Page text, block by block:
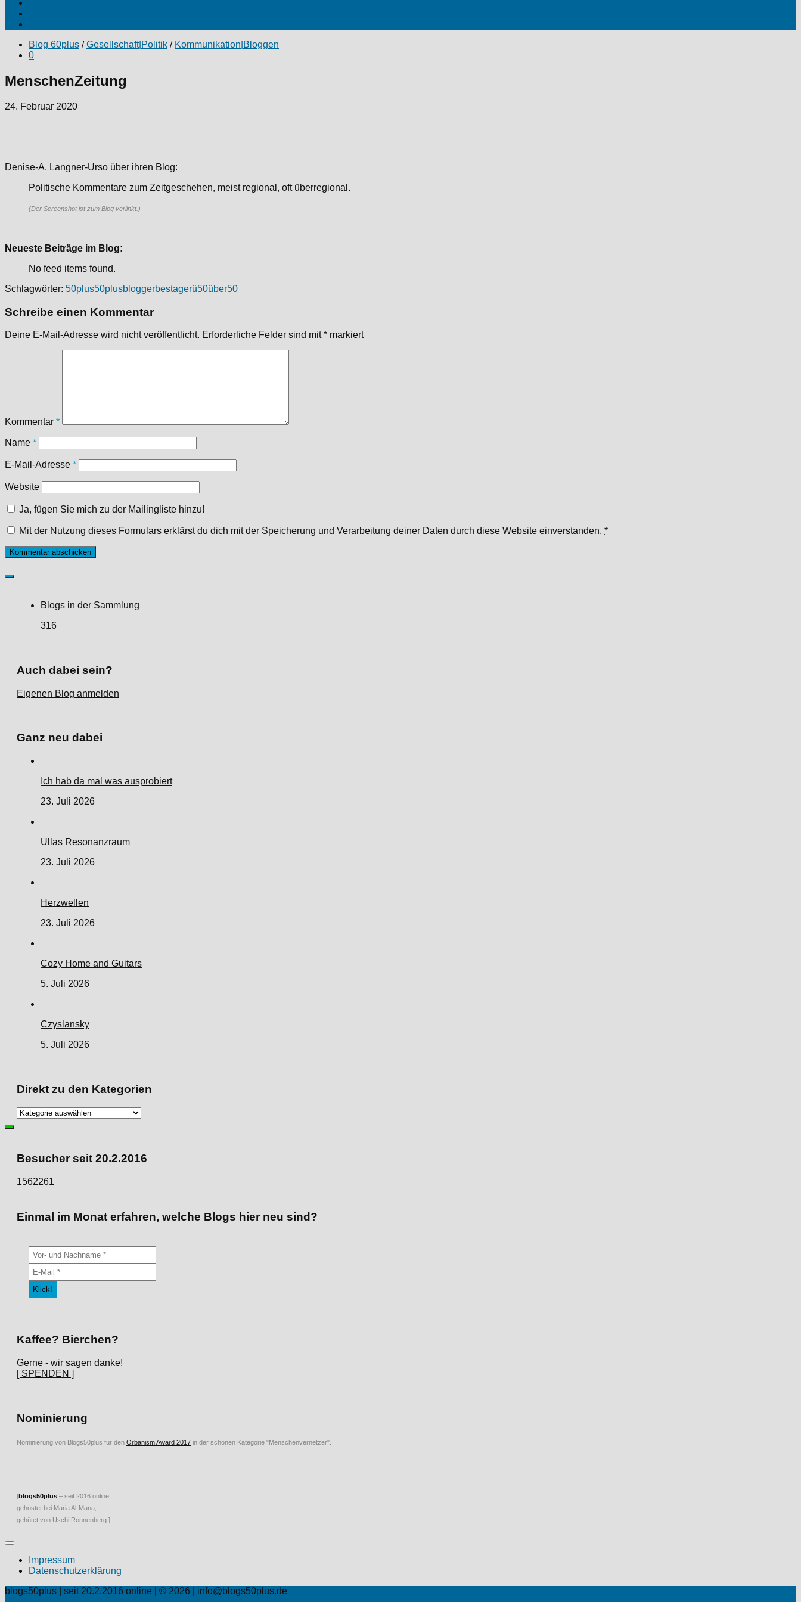
Blog 60plus / Gesellschaft|Politik / Kommunikation|Bloggen
0
MenschenZeitung
24. Februar 2020
Denise-A. Langner-Urso über ihren Blog:
Politische Kommentare zum Zeitgeschehen, meist regional, oft überregional.
(Der Screenshot ist zum Blog verlinkt.)
Neueste Beiträge im Blog:
No feed items found.
Schlagwörter: 50plus50plusbloggerbestagerü50über50
Schreibe einen Kommentar
Deine E-Mail-Adresse wird nicht veröffentlicht. Erforderliche Felder sind mit* markiert
Kommentar *
Name *
E-Mail-Adresse *
Website
Ja, fügen Sie mich zu der Mailingliste hinzu!
Mit der Nutzung dieses Formulars erklärst du dich mit der Speicherung und Verarbeitung deiner Daten durch diese Website einverstanden. *
Blogs in der Sammlung
316
Auch dabei sein?
Eigenen Blog anmelden
Ganz neu dabei
Ich hab da mal was ausprobiert
23. Juli 2026
Ullas Resonanzraum
23. Juli 2026
Herzwellen
23. Juli 2026
Cozy Home and Guitars
5. Juli 2026
Czyslansky
5. Juli 2026
Direkt zu den Kategorien
Direkt
Besucher seit 20.2.2016
1562261
Einmal im Monat erfahren, welche Blogs hier neu sind?
Kaffee? Bierchen?
Gerne - wir sagen danke!
[ SPENDEN ]
Nominierung
Nominierung von Blogs50plus für den Orbanism Award 2017 in der schönen Kategorie "Menschenvernetzer".
[blogs50plus – seit 2016 online,
gehostet bei Maria Al-Mana,
gehütet von Uschi Ronnenberg.]
Impressum
Datenschutzerklärung
blogs50plus | seit 20.2.2016 online | © 2026 | info@blogs50plus.de